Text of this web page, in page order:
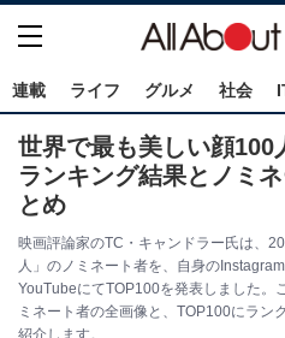
連載 ライフ グルメ 社会
世界で最も美しい顔100
ランキング結果とノミ
とめ
映画評論家のTC・キャンドラー氏は、
人」のノミネート者を、自身の
YouTubeにてTOP100を発表しました。
ミネート者の全画像と、TOP100にラン